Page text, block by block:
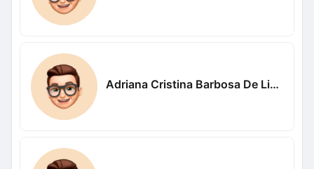
Adriana Cristina Barbosa De Lima Cristina